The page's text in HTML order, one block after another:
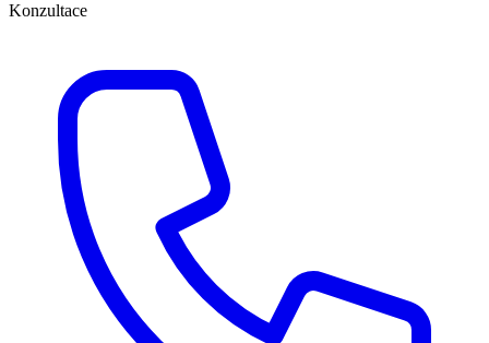
Konzultace